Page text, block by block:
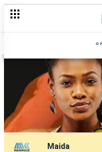
Maida